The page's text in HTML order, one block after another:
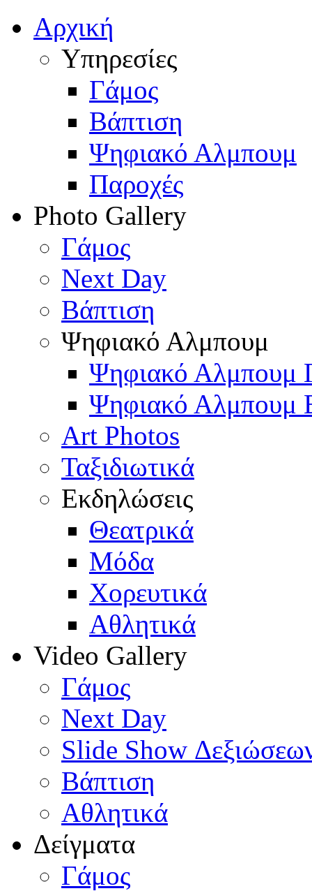
Αρχική
Υπηρεσίες
Γάμος
Βάπτιση
Ψηφιακό Αλμπουμ
Παροχές
Photo Gallery
Γάμος
Next Day
Βάπτιση
Ψηφιακό Αλμπουμ
Ψηφιακό Αλμπουμ
Ψηφιακό Αλμπουμ
Art Photos
Ταξιδιωτικά
Εκδηλώσεις
Θεατρικά
Μόδα
Χορευτικά
Αθλητικά
Video Gallery
Γάμος
Next Day
Slide Show
Βάπτιση
Αθλητικά
Δείγματα
Γάμος